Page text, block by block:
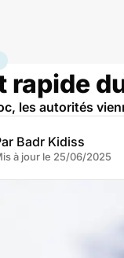
rapide
les autorités
Badr Kidiss
à jour le 25/06/2025